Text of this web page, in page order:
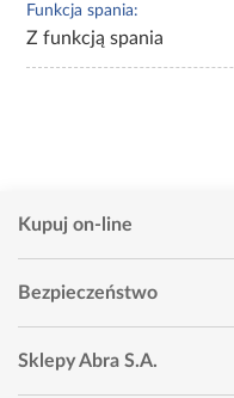
Funkcja spania:
Z funkcją spania
Kupuj on-line
Bezpieczeństwo
Sklepy Abra S.A.